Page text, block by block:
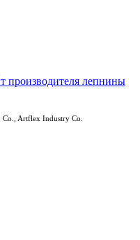
Artflex Industry Co.